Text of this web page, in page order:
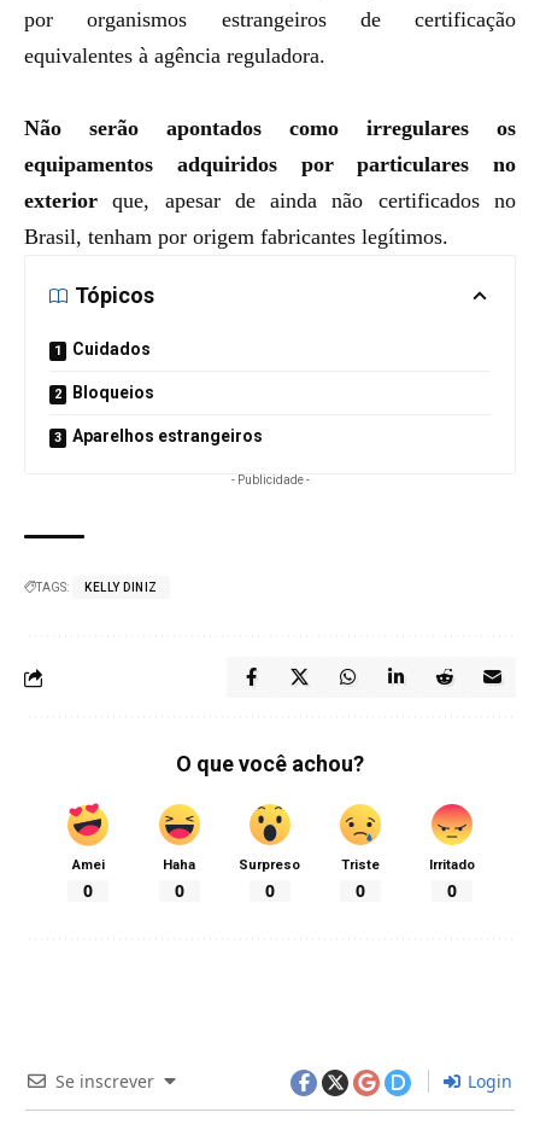
por organismos estrangeiros de certificação
equivalentes à agência reguladora.
Não serão apontados como irregulares os
equipamentos adquiridos por particulares no
exterior que, apesar de ainda não certificados no
Brasil, tenham por origem fabricantes legítimos.
Tópicos
Cuidados
Bloqueios
Aparelhos estrangeiros
- Publicidade -
TAGS: KELLY DINIZ
O que você achou?
Amei
0
Haha
0
Surpreso
0
Triste
0
Irritado
0
Se inscrever Login